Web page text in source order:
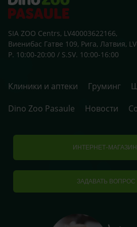
SIA ZOO Centrs, LV40003622166,
Виенибас Гатве 109, Рига, Латвия,
P. 10:00-20:00 / S.SV. 10:00-16:00
Клиники и аптеки Груминг
Dino Zoo Pasaule
Новости
ИНТЕРНЕТ-МАГАЗИН
ЗАДАВАТЬ ВОПРОС